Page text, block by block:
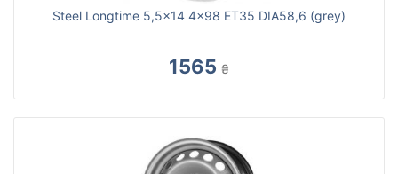
Steel Longtime 5,5x14 4x98 ET35 DIA58,6 (grey)
1565 ₴